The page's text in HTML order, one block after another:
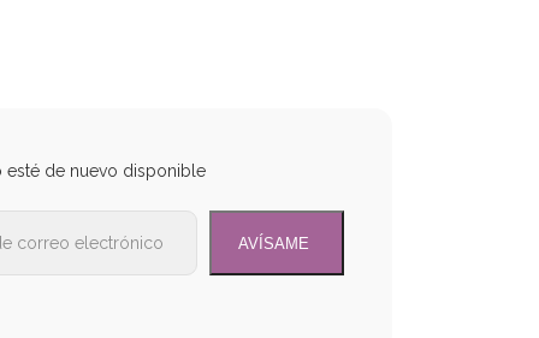
esté de nuevo disponible